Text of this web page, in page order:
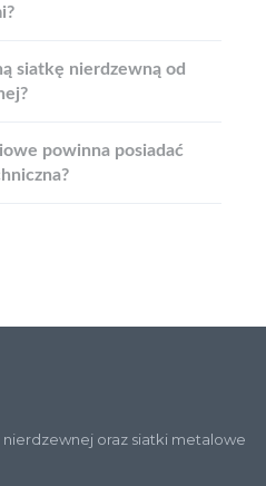
siatkę nierdzewną od
powinna posiadać
nierdzewnej oraz siatki metalowe